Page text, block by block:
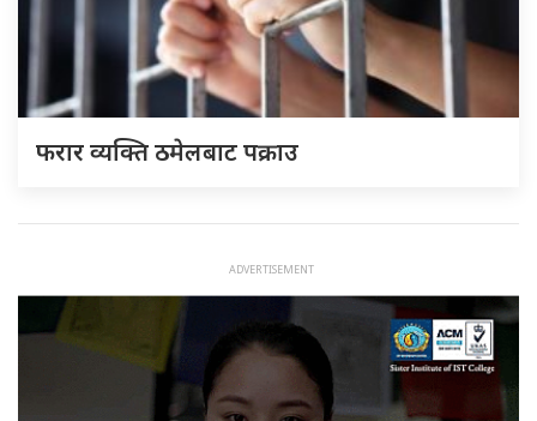
फरार व्यक्ति ठमेलबाट पक्राउ